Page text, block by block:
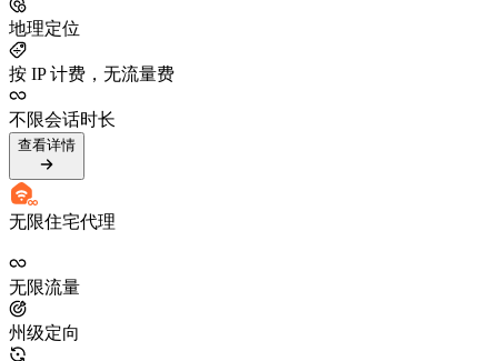
地理定位
按 IP 计费，无流量费
不限会话时长
查看详情
无限住宅代理
无限流量
州级定向